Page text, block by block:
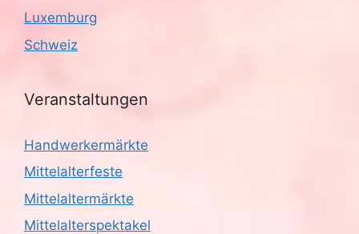
Luxemburg
Schweiz
Veranstaltungen
Handwerkermärkte
Mittelalterfeste
Mittelaltermärkte
Mittelalterspektakel